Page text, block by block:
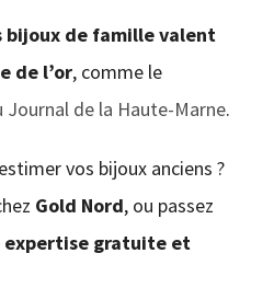
bijoux de famille valent
de l’or, comme le
Journal de la Haute-Marne.
vos bijoux anciens ?
Gold Nord, ou passez
expertise gratuite et